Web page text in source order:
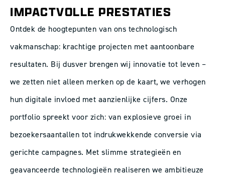
IMPACTVOLLE PRESTATIES
Ontdek de hoogtepunten van ons technologisch
vakmanschap: krachtige projecten met aantoonbare
resultaten. Bij dusver brengen wij innovatie tot leven –
we zetten niet alleen merken op de kaart, we verhogen
hun digitale invloed met aanzienlijke cijfers. Onze
portfolio spreekt voor zich: van explosieve groei in
bezoekersaantallen tot indrukwekkende conversie via
gerichte campagnes. Met slimme strategieën en
geavanceerde technologieën realiseren we ambitieuze